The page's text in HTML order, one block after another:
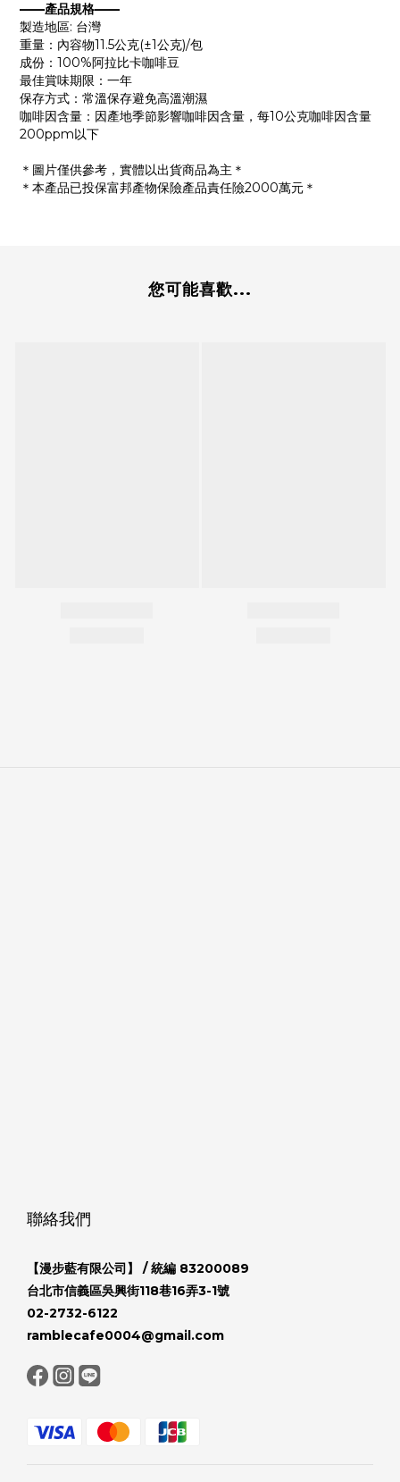
——產品規格——
製造地區: 台灣
重量：內容物11.5公克(±1公克)/包
成份：100%阿拉比卡咖啡豆
最佳賞味期限：一年
保存方式：常溫保存避免高溫潮濕
咖啡因含量：因產地季節影響咖啡因含量，每10公克咖啡因含量
200ppm以下
＊圖片僅供參考，實體以出貨商品為主＊
＊本產品已投保富邦產物保險產品責任險2000萬元＊
您可能喜歡...
聯絡我們
【漫步藍有限公司】
/ 統編 83200089
台北市信義區吳興街118巷16弄3-1號
02-2732-6122
ramblecafe0004@gmail.com